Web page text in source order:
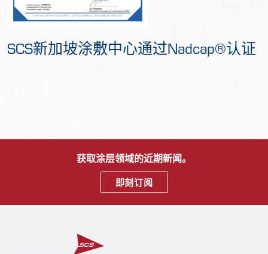
SCS新加坡涂敷中心通过Nadcap®认证
获取涂层领域的近期新闻。
即刻订阅